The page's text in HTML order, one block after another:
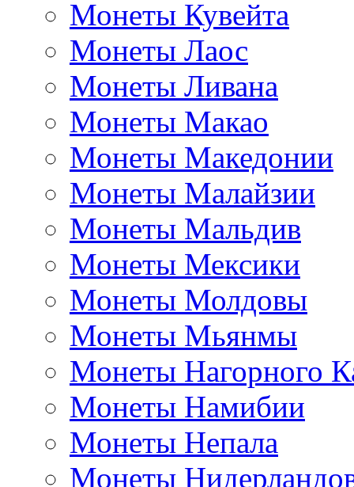
Монеты Кувейта
Монеты Лаос
Монеты Ливана
Монеты Макао
Монеты Македонии
Монеты Малайзии
Монеты Мальдив
Монеты Мексики
Монеты Молдовы
Монеты Мьянмы
Монеты Нагорного
Монеты Намибии
Монеты Непала
Монеты